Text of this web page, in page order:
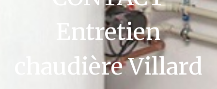
Entretien
chaudière Villard